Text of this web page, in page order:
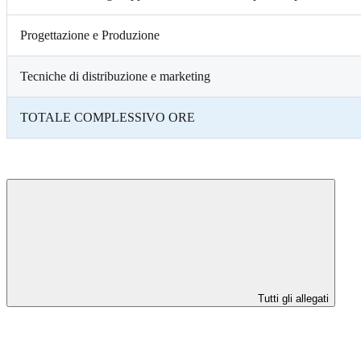
Progettazione e Produzione
Tecniche di distribuzione e marketing
TOTALE COMPLESSIVO ORE
Tutti gli allegati